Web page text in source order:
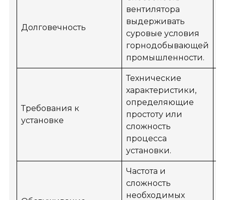
Долговечность
вентилятора
выдерживать
суровые условия
горнодобывающей
промышленности.
Требования к
установке
Технические
характеристики,
определяющие
простоту или
сложность
процесса
установки.
Частота и
сложность
необходимых